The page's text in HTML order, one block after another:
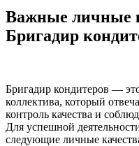
Важные личные
Бригадир
Бригадир кондитеров —
коллектива, который
контроль качества и
Для успешной
следующие личные